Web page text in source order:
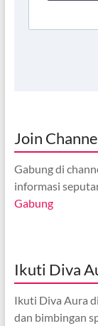
Join
Gabung di
informasi
Gabung
Ikuti Diva
Ikuti Diva Aura
dan bimbingan